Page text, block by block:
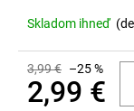
Skladom ihneď (
3,99 € –25 %
2,99 €